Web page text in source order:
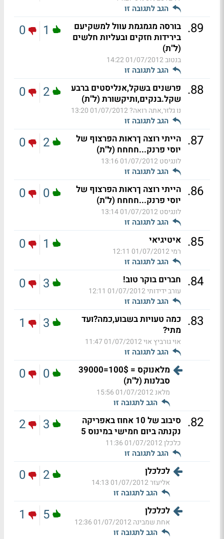
הגב לתגובה זו
89
. בורסה מגמגמת עוול למשקיעם
בירידות חזקים ובעליות חלשים
(ל"ת)
בנטוב01/07/2012 14:22
הגב לתגובה זו
1
0
88
. פרשנים בשקל,אנליסטים ברבע
שקל.בנקים,ותיקשורת (ל"ת)
נו גלזר,אתה רואה?01/07/2012 13:20
הגב לתגובה זו
2
0
87
. הייתי רוצה ךראות הפרצוף של
יוסי פרנק...חחחח (ל"ת)
לונגיסט01/07/2012 13:16
הגב לתגובה זו
2
0
86
. הייתי רוצה ךראות הפרצוף של
יוסי פרנק...חחחח (ל"ת)
לונגיסט01/07/2012 13:14
הגב לתגובה זו
0
0
85
. איטיגיאי
רמי01/07/2012 12:11
הגב לתגובה זו
1
0
84
. חברים בוקר טוב!
עורב ידידותי01/07/2012 12:11
הגב לתגובה זו
3
0
83
. כמה טעויות בשבוע,כמה?ועד
מתי?
אוי גורביץ אוי01/07/2012 11:47
הגב לתגובה זו
3
1
מלאנוקס = 100$=39000
סבלנות (ל"ת)
מלאנ01/07/2012 15:56
הגב לתגובה זו
0
0
82
.
סיבוב של 10 אחוז באפריקה
נקנתה ביום חמישי במינוס 5
כלכלן01/07/2012 11:36
הגב לתגובה זו
3
2
לכלכלן
אליעזר01/07/2012 14:13
הגב לתגובה זו
2
0
לכלכלן
אחת שמבינה01/07/2012 12:36
הגב לתגובה זו
5
1